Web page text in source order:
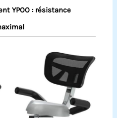
YPOO : résistance